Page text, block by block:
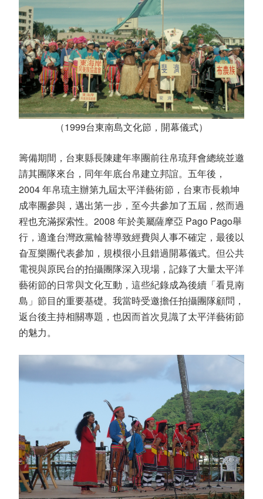
（1999台東南島文化節，開幕儀式）
籌備期間，台東縣長陳建年率團前往帛琉拜會總統並邀
請其團隊來台，同年年底台帛建立邦誼。五年後，
2004年帛琉主辦第九屆太平洋藝術節，台東市長賴坤
成率團參與，邁出第一步，至今共參加了五屆，然而過
程也充滿探索性。 2008 年於美屬薩摩亞 Pago Pago舉
行，適逢台灣政黨輪替導致經費與人事不確定，最後以
旮亙樂團代表參加，規模很小且錯過開幕儀式。但公共
電視與原民台的拍攝團隊深入現場，記錄了大量太平洋
藝術節的日常與文化互動，這些紀錄成為後續「看見南
島」節目的重要基礎。我當時受邀擔任拍攝團隊顧問，
返台後主持相關專題，也因而首次見識了太平洋藝術節
的魅力。